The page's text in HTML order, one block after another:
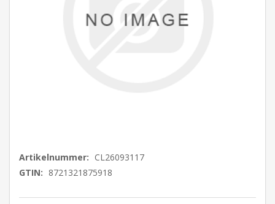
Artikelnummer: CL26093117
GTIN: 8721321875918